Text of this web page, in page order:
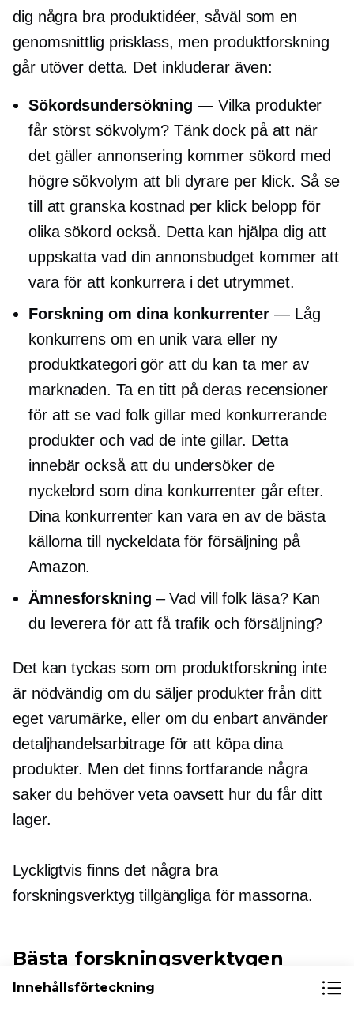
dig några bra produktidéer, såväl som en
genomsnittlig prisklass, men produktforskning
går utöver detta. Det inkluderar även:
Sökordsundersökning — Vilka produkter
får störst sökvolym? Tänk dock på att när
det gäller annonsering kommer sökord med
högre sökvolym att bli dyrare per klick. Så se
till att granska kostnad per klickbelopp för
olika sökord också. Detta kan hjälpa dig att
uppskatta vad din annonsbudget kommer att
vara för att konkurrera i det utrymmet.
Forskning om dina konkurrenter — Låg
konkurrens om en unik vara eller ny
produktkategori gör att du kan ta mer av
marknaden. Ta en titt på deras recensioner
för att se vad folk gillar med konkurrerande
produkter och vad de inte gillar. Detta
innebär också att du undersöker de
nyckelord som dina konkurrenter går efter.
Dina konkurrenter kan vara en av de bästa
källorna till nyckeldata för försäljning på
Amazon.
Ämnesforskning – Vad vill folk läsa? Kan
du leverera för att få trafik och försäljning?
Det kan tyckas som om produktforskning inte
är nödvändig om du säljer produkter från ditt
eget varumärke, eller om du enbart använder
detaljhandelsarbitrage för att köpa dina
produkter. Men det finns fortfarande några
saker du behöver veta oavsett hur du får ditt
lager.
Lyckligtvis finns det några bra
forskningsverktyg tillgängliga för massorna.
Bästa forskningsverktygen
Amazon-säljare är en mycket varierad grupp,
Innehållsförteckning